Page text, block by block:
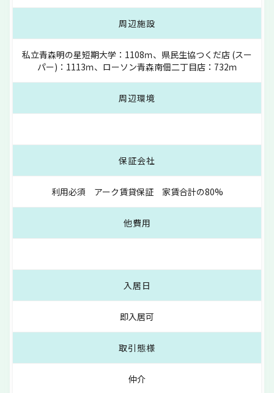
周辺施設
私立青森明の星短期大学：1108ｍ、県民生協つくだ店 (スー
パー)：1113ｍ、ローソン青森南佃二丁目店：732ｍ
周辺環境
保証会社
利用必須 アーク賃貸保証 家賃合計の80%
他費用
入居日
即入居可
取引態様
仲介